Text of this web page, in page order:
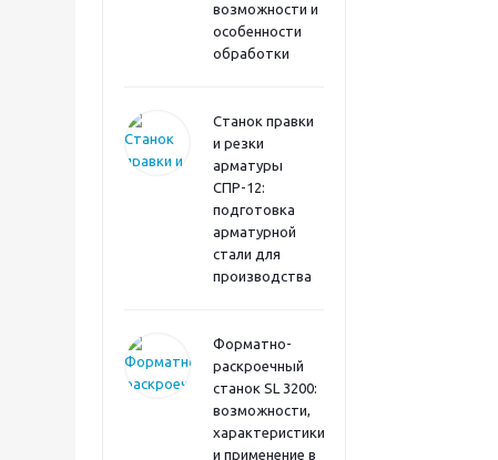
возможности и
особенности
обработки
Станок правки
и резки
арматуры
СПР-12:
подготовка
арматурной
стали для
производства
Форматно-
раскроечный
станок SL 3200:
возможности,
характеристики
и применение в